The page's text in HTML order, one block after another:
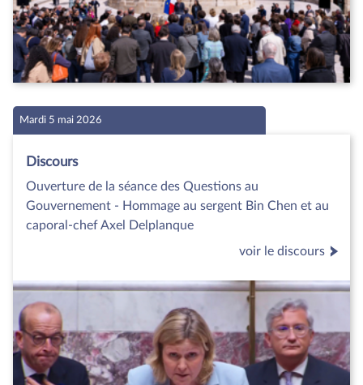
Mardi 5 mai 2026
Discours
Ouverture de la séance des Questions au
Gouvernement - Hommage au sergent Bin Chen et au
caporal-chef Axel Delplanque
voir le discours